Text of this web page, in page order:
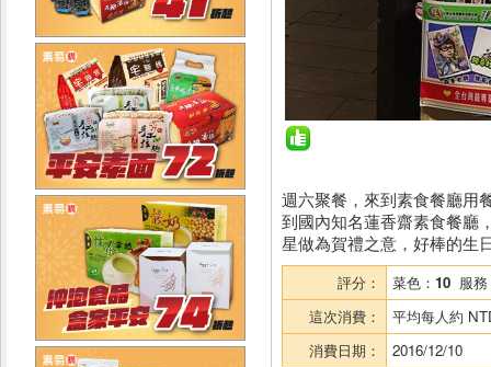
週六聚餐，來到素食餐廳用
到國內知名蓮香齋素食餐廳
星做為賀禮之意，好棒的生
評分： 菜色： 10服務
這次消費：
平均每人約
消費日期：
2016/12/10